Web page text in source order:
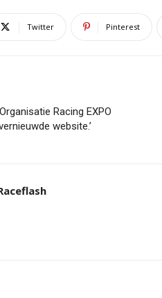
Twitter Pinterest
Racing EXPO
website.’